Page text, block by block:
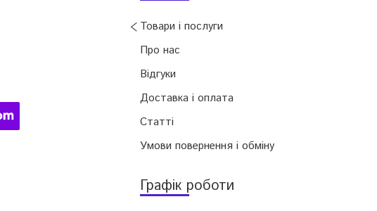
Товари і послуги
Про нас
Відгуки
Доставка і оплата
Статті
Умови повернення і обміну
Графік роботи